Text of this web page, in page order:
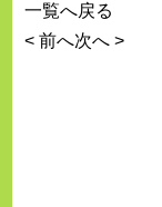
一覧へ戻る
< 前へ次へ >